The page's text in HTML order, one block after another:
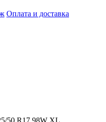
Оплата и доставка
50 R17 98W XL